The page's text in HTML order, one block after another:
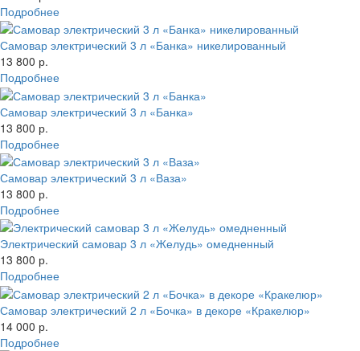
Подробнее
Самовар электрический 3 л «Банка» никелированный
13 800 р.
Подробнее
Самовар электрический 3 л «Банка»
13 800 р.
Подробнее
Самовар электрический 3 л «Ваза»
13 800 р.
Подробнее
Электрический самовар 3 л «Желудь» омедненный
13 800 р.
Подробнее
Самовар электрический 2 л «Бочка» в декоре «Кракелюр»
14 000 р.
Подробнее